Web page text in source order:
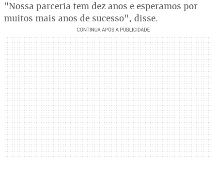
"Nossa parceria tem dez anos e esperamos por
muitos mais anos de sucesso", disse.